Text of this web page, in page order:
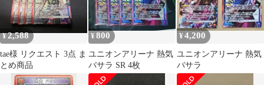
¥2,588
tae様 リクエスト 3点 ま
とめ商品
¥800
ユニオンアリーナ 熱気
バサラ SR 4枚
¥4,200
ユニオンアリーナ 熱気
バサラ